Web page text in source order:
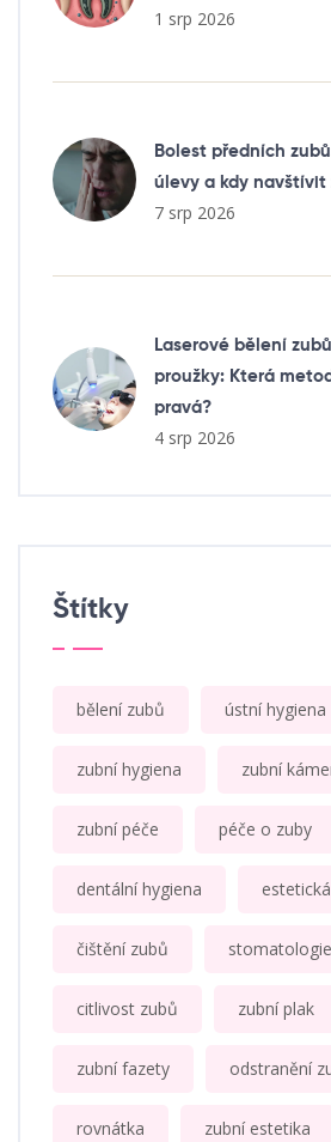
1 srp 2026
Bolest předních
úlevy a kdy navštívit
7 srp 2026
Laserové bělení
proužky: Která
pravá?
4 srp 2026
Štítky
bělení zubů ústní hygiena
zubní hygiena zubní
zubní péče péče o zuby
dentální hygiena
čištění zubů stomatologie
citlivost zubů zubní plak
zubní fazety odstranění
rovnátka zubní estetika